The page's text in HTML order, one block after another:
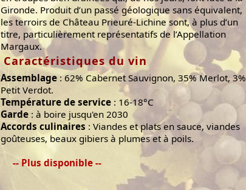
Gironde. Produit d’un passé géologique sans équivalent,
les terroirs de Château Prieuré-Lichine sont, à plus d’un
titre, particulièrement représentatifs de l’Appellation
Margaux.
Caractéristiques du vin
Assemblage: 62% Cabernet Sauvignon, 35% Merlot, 3%
Petit Verdot.
Température de service : 16-18°C
Garde : à boire jusqu'en 2030
Accords culinaires : Viandes et plats en sauce, viandes
goûteuses, beaux gibiers à plumes et à poils.
-- Plus disponible --